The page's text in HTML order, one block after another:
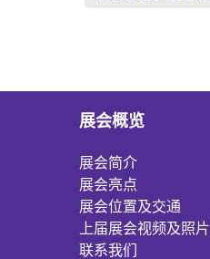
展会概览
展会简介
展会亮点
展会位置及交通
上届展会视频及照片
联系我们